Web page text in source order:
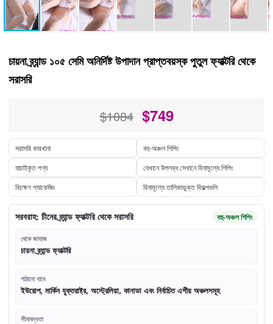
চায়না ব্র্যান্ড ১০৫ সেমি অনির্দিষ্ট উপাদান প্রাপ্তবয়স্ক পুতুল ফ্যাক্টরি থেকে
সরাসরি
$1084 $749
সরাসরি কারখানা
বহু-অঞ্চল শিপিং
যাচাইকৃত পণ্য
যেখানে উপলব্ধ সেখানে বিনামূল্যে শিপিং
বিচক্ষণ প্যাকেজিং
বিনামূল্যে তালিকাভুক্ত বিকল্পগুলি
সরবরাহ: চীনের ব্র্যান্ড ফ্যাক্টরি থেকে সরাসরি বহু-অঞ্চল শিপিং
থেকে জাহাজ
চায়না ব্র্যান্ড ফ্যাক্টরি
পাঠানো যাবে
ইউরোপ, মার্কিন যুক্তরাষ্ট্র, অস্ট্রেলিয়া, কানাডা এবং নির্বাচিত এশীয় অঞ্চলসমূহ
সীমাবদ্ধতা